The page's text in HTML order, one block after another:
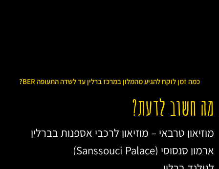
כמה זמן לוקח להגיע מהמלון במרכז ברלין עד לשדה התעופה BER?
מה חשוב לדעת?
מוזיאון טרבאי – מוזיאון לרכבי אספנות בברלין
ארמון סנסוסי (Sanssouci Palace)